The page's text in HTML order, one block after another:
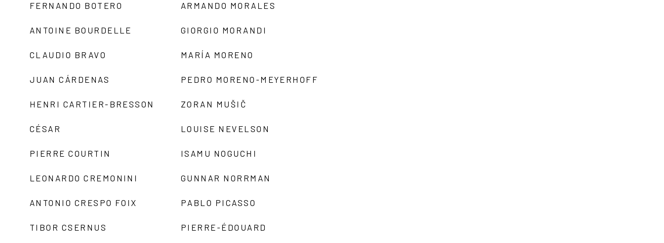
FERNANDO BOTERO
ANTOINE BOURDELLE
CLAUDIO BRAVO
JUAN CÁRDENAS
HENRI CARTIER-BRESSON
CÉSAR
PIERRE COURTIN
LEONARDO CREMONINI
ANTONIO CRESPO FOIX
TIBOR CSERNUS
ARMANDO MORALES
GIORGIO MORANDI
MARÍA MORENO
PEDRO MORENO-MEYERHOFF
ZORAN MUŠIČ
LOUISE NEVELSON
ISAMU NOGUCHI
GUNNAR NORRMAN
PABLO PICASSO
PIERRE-ÉDOUARD